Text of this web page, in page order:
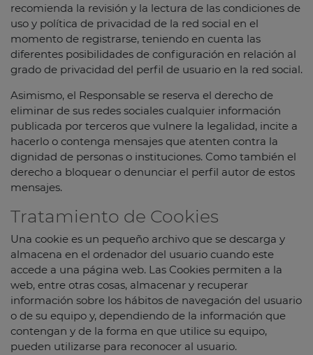
recomienda la revisión y la lectura de las condiciones de
uso y política de privacidad de la red social en el
momento de registrarse, teniendo en cuenta las
diferentes posibilidades de configuración en relación al
grado de privacidad del perfil de usuario en la red social.
Asimismo, el Responsable se reserva el derecho de
eliminar de sus redes sociales cualquier información
publicada por terceros que vulnere la legalidad, incite a
hacerlo o contenga mensajes que atenten contra la
dignidad de personas o instituciones. Como también el
derecho a bloquear o denunciar el perfil autor de estos
mensajes.
Tratamiento de Cookies
Una cookie es un pequeño archivo que se descarga y
almacena en el ordenador del usuario cuando este
accede a una página web. Las Cookies permiten a la
web, entre otras cosas, almacenar y recuperar
información sobre los hábitos de navegación del usuario
o de su equipo y, dependiendo de la información que
contengan y de la forma en que utilice su equipo,
pueden utilizarse para reconocer al usuario.